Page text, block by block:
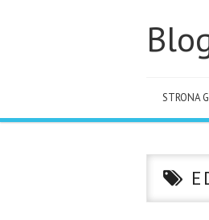
STRONA